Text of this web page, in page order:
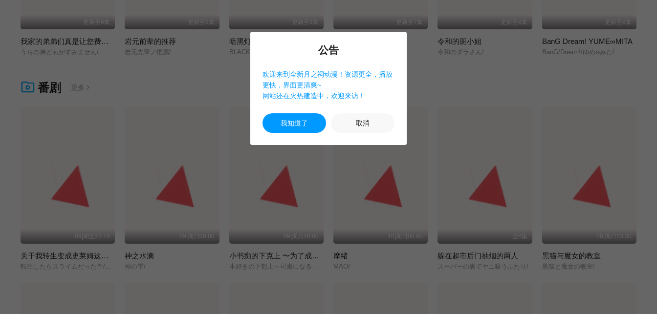
更新至6集
我家的弟弟们真是让您费心了
うちの弟どもがすみません/
更新至6集
岩元前辈的推荐
岩元先輩ノ推薦/
更新至6集
暗黑灯火
BLACK TORCH/
更新至7集
猫と竜/
更新至6集
令和的斑小姐
令和のダラさん/
更新至8集
BanG Dream! YUME∞MITA
BanG/Dream!/ゆめ∞みた/
番剧 更多
09|周五23:10
关于我转生变成史莱姆这档事 第四季
転生したらスライムだった件/第4期/
09|周日00:00
神之水滴
神の雫/
09|周六18:00
小书痴的下克上 〜为了成为图书管理员而不择手段〜 领主的养女
本好きの下剋上～司書になるためには手段を選んでいられません～/領主の養女/
10|周日00:00
摩绪
MAO/
全6集
躲在超市后门抽烟的两人
スーパーの裏でヤニ吸うふたり/
08|周日23:30
黑猫与魔女的教室
黒猫と魔女の教室/
公告
欢迎来到全新月之祠动漫！资源更全，播放
更快，界面更清爽~
网站还在火热建造中，欢迎来访！
我知道了 取消